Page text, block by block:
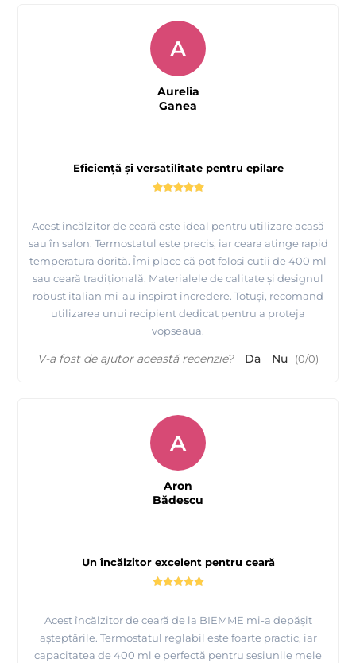
Eficiență și versatilitate pentru epilare
Acest încălzitor de ceară este ideal pentru utilizare acasă
sau în salon. Termostatul este precis, iar ceara atinge rapid
temperatura dorită. Îmi place că pot folosi cutii de 400 ml
sau ceară tradițională. Materialele de calitate și designul
robust italian mi-au inspirat încredere. Totuși, recomand
utilizarea unui recipient dedicat pentru a proteja
vopseaua.
A
Aurelia
Ganea
V-a fost de ajutor această recenzie? Da Nu (0/0)
Un încălzitor excelent pentru ceară
Acest încălzitor de ceară de la BIEMME mi-a depășit
așteptările. Termostatul reglabil este foarte practic, iar
capacitatea de 400 ml e perfectă pentru sesiunile mele
A
Aron
Bădescu